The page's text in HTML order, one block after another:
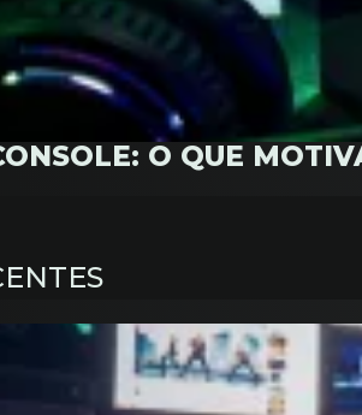
O QUE